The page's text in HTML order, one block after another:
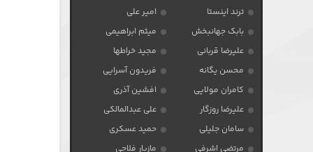
ترند اینستا
امیر علی
بابک جهانبخش
میثم ابراهیمی
علیرضا قربانی
مجید خراطها
محسن یگانه
فریدون آسرایی
کامران مولایی
افشین آذری
علیرضا روزگار
علی عبدالمالکی
سامان جلیلی
حمید عسکری
مرتضی اشرفی
مازیار فلاحی